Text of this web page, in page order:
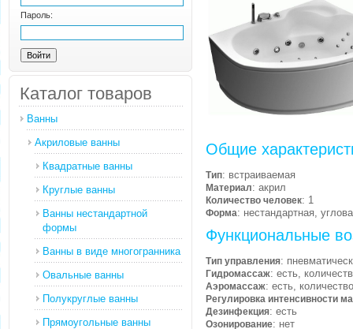
Пароль:
Каталог товаров
Ванны
Акриловые ванны
Квадратные ванны
Круглые ванны
Ванны нестандартной
формы
Ванны в виде многогранника
Овальные ванны
Полукруглые ванны
Прямоугольные ванны
Общие
Тип: встраиваемая
Материал: акрил
Количество человек: 1
Форма: нестандартная,
Функциональные
Тип управления:
Гидромассаж: есть,
Аэромассаж: есть,
Регулировка интенсивности
Дезинфекция: есть
Озонирование: нет